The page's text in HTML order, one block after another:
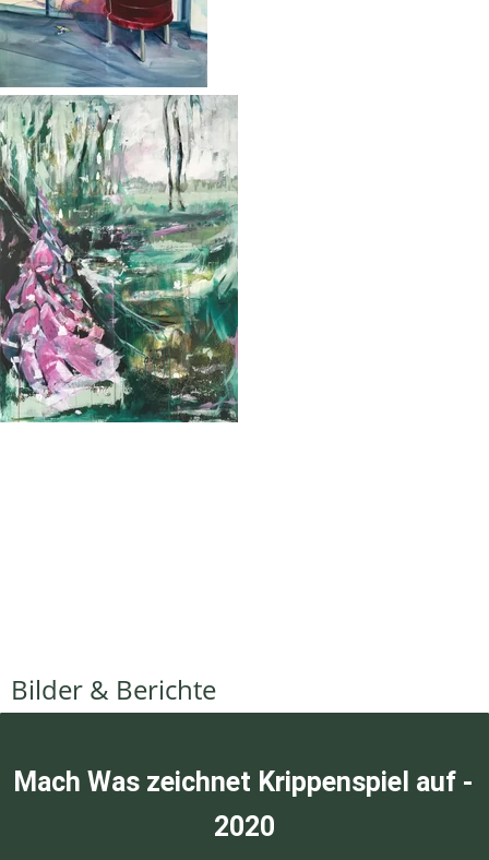
Bilder & Berichte
Mach Was zeichnet Krippenspiel auf -
2020